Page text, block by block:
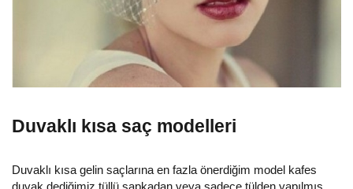
Duvaklı kısa saç modelleri
Duvaklı kısa gelin saçlarına en fazla önerdiğim model kafes
duvak dediğimiz tüllü şapkadan veya sadece tülden yapılmış